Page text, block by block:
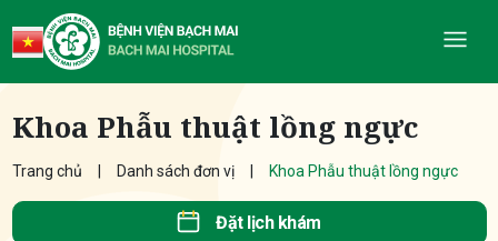
Khoa Phẫu thuật lồng ngực
Trang chủ Danh sách đơn vị Khoa Phẫu thuật lồng ngực
Đặt lịch khám